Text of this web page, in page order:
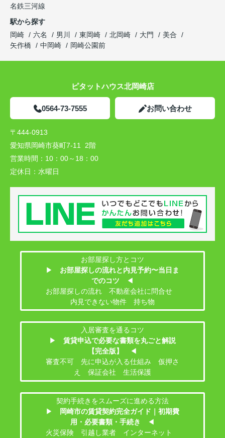
名鉄三河線
駅から探す
岡崎
六名 男川 東岡崎 北岡崎 大門
美合
矢作橋
中岡崎 岡崎公園前
ピタットハウス北岡崎店
0564-73-7555 お問い合わせ
〒444-0913
愛知県岡崎市葵町7-11 2階
営業時間： 10：00～18：00
定休日： 水曜日
お部屋探し方とコツ
▶
お部屋探しの流れと内見予約〜当日ま
でのコツ
◀
お部屋探しの流れ 不動産会社に問合せ
内見できない物件 持ち物
入居審査を通るコツ
▶
賃貸申込で必要な書類を丸ごと解説
【完全版】
◀
審査不可 先に申込が入る仕組み 仮押さ
え 保証会社 生活保護
契約手続きをスムーズに進める方法
▶
岡崎市の賃貸契約完全ガイド｜初期費
用・必要書類・手続き
◀
火災保険 引越し業者 インターネット